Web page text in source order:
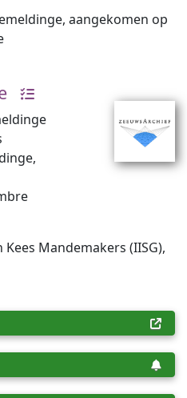
aangekomen op
Mandemakers (IISG),